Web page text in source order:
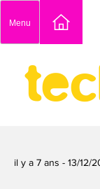
content
Menu
il y a 7 ans - 13/12/